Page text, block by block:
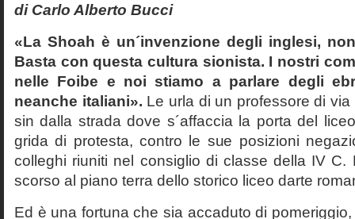
di Carlo Alberto Bucci
«La Shoah è un´invenzione degli inglesi,
Basta con questa cultura sionista. I nostri
nelle Foibe e noi stiamo a parlare degli
neanche italiani». Le urla di un professore di
sin dalla strada dove s´affaccia la porta del
grida di protesta, contro le sue posizioni
colleghi riuniti nel consiglio di classe della IV C.
scorso al piano terra dello storico liceo darte
Ed è una fortuna che sia accaduto di